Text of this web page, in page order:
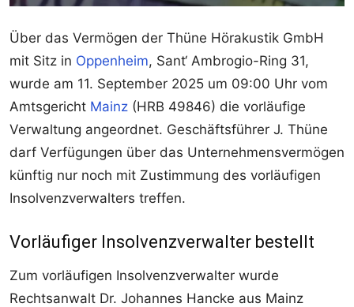
Über das Vermögen der Thüne Hörakustik GmbH
mit Sitz in Oppenheim, Sant‘ Ambrogio-Ring 31,
wurde am 11. September 2025 um 09:00 Uhr vom
Amtsgericht Mainz (HRB 49846) die vorläufige
Verwaltung angeordnet. Geschäftsführer J. Thüne
darf Verfügungen über das Unternehmensvermögen
künftig nur noch mit Zustimmung des vorläufigen
Insolvenzverwalters treffen.
Vorläufiger Insolvenzverwalter bestellt
Zum vorläufigen Insolvenzverwalter wurde
Rechtsanwalt Dr. Johannes Hancke aus Mainz